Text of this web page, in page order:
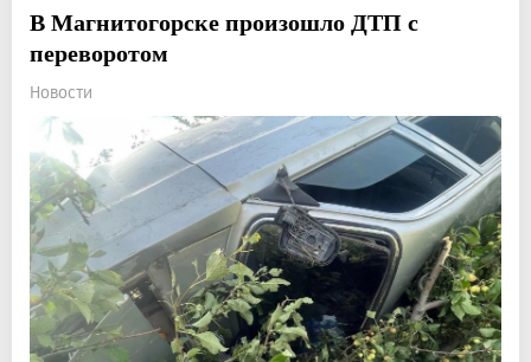
В Магнитогорске произошло ДТП с
переворотом
Новости